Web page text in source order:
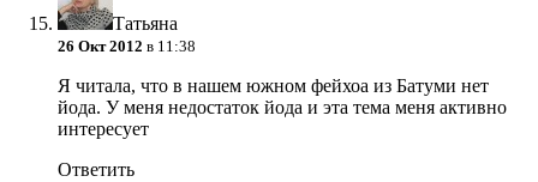
Татьяна
26 Окт 2012 в 11:38
Я читала, что в нашем южном фейхоа из Батуми нет
йода. У меня недостаток йода и эта тема меня активно
интересует
Ответить